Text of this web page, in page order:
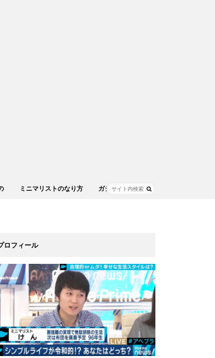
ミニマリストのなり方 ガジェット
ロフィール